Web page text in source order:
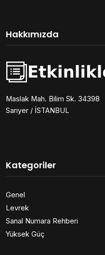
Hakkımızda
Maslak Mah. Bilim Sk. 34398
Sarıyer / İSTANBUL
Kategoriler
Genel
Levrek
Sanal Numara Rehberi
Yüksek Güç